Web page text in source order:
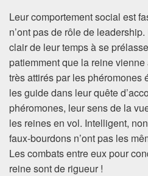
Leur comportement social est
n’ont pas de rôle de
clair de leur temps à se
patiemment que la reine
très attirés par les phéromones
les guide dans leur quête
phéromones, leur sens de la
les reines en vol. Intelligent,
faux-bourdons n’ont pas les
Les combats entre eux pour
reine sont de rigueur !